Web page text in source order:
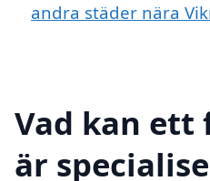
andra städer nära
Vad kan ett
är